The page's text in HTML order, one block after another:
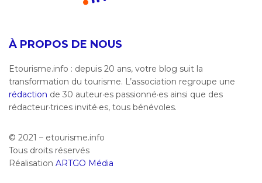
À PROPOS DE NOUS
Etourisme.info : depuis 20 ans, votre blog suit la
transformation du tourisme. L’association regroupe une
rédaction de 30 auteur·es passionné·es ainsi que des
rédacteur·trices invité·es, tous bénévoles.
© 2021 – etourisme.info
Tous droits réservés
Réalisation ARTGO Média